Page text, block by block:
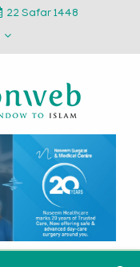
22 Safar 1448